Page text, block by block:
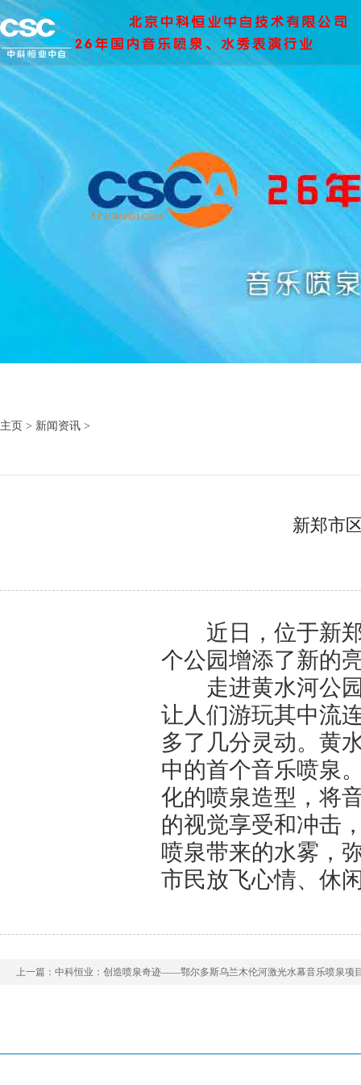
主页 > 新闻资讯 >
新郑市
近日，位于新郑
个公园增添了新的
走进黄水河公园
让人们游玩其中流
多了几分灵动。黄
中的首个音乐喷泉
化的喷泉造型，将
的视觉享受和冲击
喷泉带来的水雾，
市民放飞心情、休
上一篇： 中科恒业：创造喷泉奇迹——鄂尔多斯乌兰木伦河激光水幕音乐喷泉项